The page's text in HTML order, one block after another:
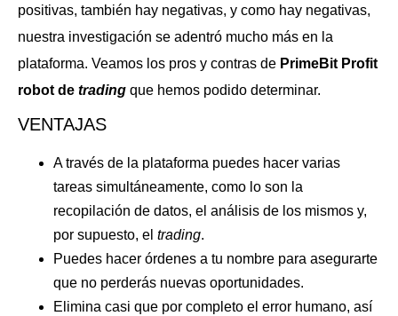
positivas, también hay negativas, y como hay negativas,
nuestra investigación se adentró mucho más en la
plataforma. Veamos los pros y contras de PrimeBit Profit
robot de trading que hemos podido determinar.
VENTAJAS
A través de la plataforma puedes hacer varias
tareas simultáneamente, como lo son la
recopilación de datos, el análisis de los mismos y,
por supuesto, el trading.
Puedes hacer órdenes a tu nombre para asegurarte
que no perderás nuevas oportunidades.
Elimina casi que por completo el error humano, así